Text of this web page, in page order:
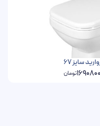
سایز 67
تومان